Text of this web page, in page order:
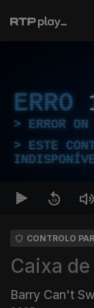
ERRO
ERROR
ESTE
CONTROLO
Caixa
Barry Can't